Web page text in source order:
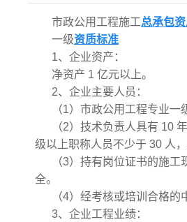
市政公用工程施工总承包
一级资质标准
1、企业资产：
净资产 1 亿元以上。
2、企业主要人员：
（1）市政公用工程专业一
（2）技术负责人具有 10
级以上职称人员不少于 30 人
（3）持有岗位证书的施
全。
（4）经考核或培训合格
3、企业工程业绩：